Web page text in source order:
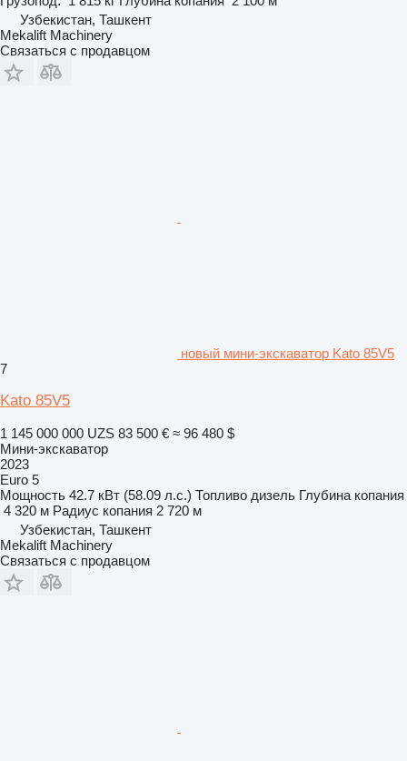
Узбекистан, Ташкент
Mekalift Machinery
Связаться с продавцом
новый мини-экскаватор Kato 85V5
7
Kato 85V5
1 145 000 000 UZS 83 500 € ≈ 96 480 $
Мини-экскаватор
2023
Euro 5
Мощность 42.7 кВт (58.09 л.с.) Топливо дизель Глубина копания
4 320 м Радиус копания 2 720 м
Узбекистан, Ташкент
Mekalift Machinery
Связаться с продавцом